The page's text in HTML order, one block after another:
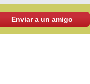
Enviar a un amigo